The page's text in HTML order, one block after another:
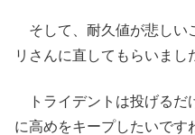
そして、耐久値が悲しい
リさんに直してもらいまし
トライデントは投げるだ
に高めをキープしたいです